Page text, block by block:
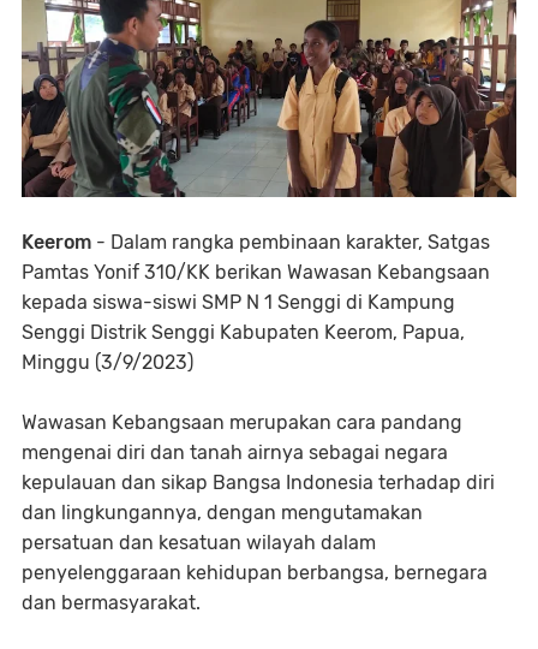
Keerom - Dalam rangka pembinaan karakter, Satgas
Pamtas Yonif 310/KK berikan Wawasan Kebangsaan
kepada siswa-siswi SMP N 1 Senggi di Kampung
Senggi Distrik Senggi Kabupaten Keerom, Papua,
Minggu (3/9/2023)
Wawasan Kebangsaan merupakan cara pandang
mengenai diri dan tanah airnya sebagai negara
kepulauan dan sikap Bangsa Indonesia terhadap diri
dan lingkungannya, dengan mengutamakan
persatuan dan kesatuan wilayah dalam
penyelenggaraan kehidupan berbangsa, bernegara
dan bermasyarakat.